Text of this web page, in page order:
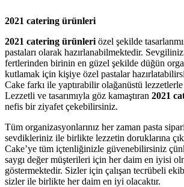
2021 catering ürünleri
2021 catering ürünleri özel şekilde
pastaları olarak hazırlanabilmektedir.
fertlerinden birinin en güzel şekilde düğün
kutlamak için kişiye özel pastalar
Cake farkı ile yaptırabilir olağanüstü
Lezzetli ve tasarımıyla göz kamaştıran 2021
nefis bir ziyafet çekebilirsiniz.
Tüm organizasyonlarınız her zaman pasta
sevdikleriniz ile birlikte lezzetin doruklarına
Cake’ye tüm içtenliğinizle güvenebilirsiniz
saygı değer müşterileri için her daim en iyisi
göstermektedir. Sizler için çalışan tecrübeli
sizler ile birlikte her daim en iyi olacaktır.